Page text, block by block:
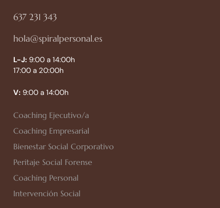
637 231 343
hola@spiralpersonal.es
L-J: 9:00 a 14:00h
17:00 a 20:00h
V: 9:00 a 14:00h
Coaching Ejecutivo/a
Coaching Empresarial
Bienestar Social Corporativo
Peritaje Social Forense
Coaching Personal
Intervención Social